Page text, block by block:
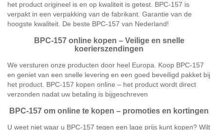
het product origineel is en op kwaliteit is getest. BPC-157 is
verpakt in een verpakking van de fabrikant. Garantie van de
hoogste kwaliteit. De beste BPC-157 van Nederland!
BPC-157 online kopen – Veilige en snelle
koerierszendingen
We versturen onze producten door heel Europa. Koop BPC-157
en geniet van een snelle levering en een goed beveiligd pakket bij
het product. BPC-157 kopen online – het product wordt direct
verzonden nadat uw betaling is bijgeschreven
BPC-157 om online te kopen – promoties en kortingen
U weet niet waar u BPC-157 tegen een lage prijs kunt kopen? Wilt